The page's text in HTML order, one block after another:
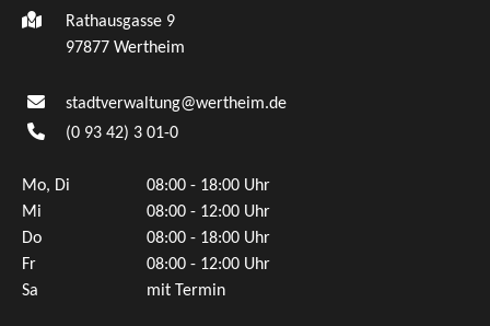
Rathausgasse 9
97877 Wertheim
stadtverwaltung@wertheim.de
(0 93 42) 3 01-0
Mo, Di
08:00 - 18:00 Uhr
Mi
08:00 - 12:00 Uhr
Do
08:00 - 18:00 Uhr
Fr
08:00 - 12:00 Uhr
Sa
mit Termin